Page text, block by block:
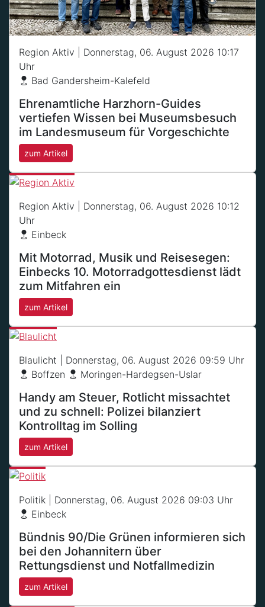
Region Aktiv
| Donnerstag, 06. August 2026 10:17
Uhr
Bad Gandersheim-Kalefeld
Ehrenamtliche Harzhorn-Guides
vertiefen Wissen bei Museumsbesuch
im Landesmuseum für Vorgeschichte
zum Artikel
Region Aktiv
| Donnerstag, 06. August 2026 10:12
Uhr
Einbeck
Mit Motorrad, Musik und Reisesegen:
Einbecks 10. Motorradgottesdienst lädt
zum Mitfahren ein
zum Artikel
Blaulicht
| Donnerstag, 06. August 2026 09:59 Uhr
Boffzen
Moringen-Hardegsen-Uslar
Handy am Steuer, Rotlicht missachtet
und zu schnell: Polizei bilanziert
Kontrolltag im Solling
zum Artikel
Politik
| Donnerstag, 06. August 2026 09:03 Uhr
Einbeck
Bündnis 90/Die Grünen informieren sich
bei den Johannitern über
Rettungsdienst und Notfallmedizin
zum Artikel